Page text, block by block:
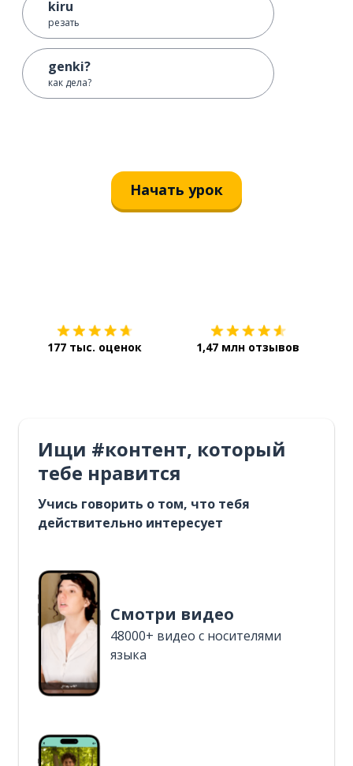
kiru
резать
genki?
как дела?
Начать урок
177 тыс. оценок 1,47 млн отзывов
Ищи #контент, который
тебе нравится
Учись говорить о том, что тебя
действительно интересует
Смотри видео
48000+ видео с носителями
языка